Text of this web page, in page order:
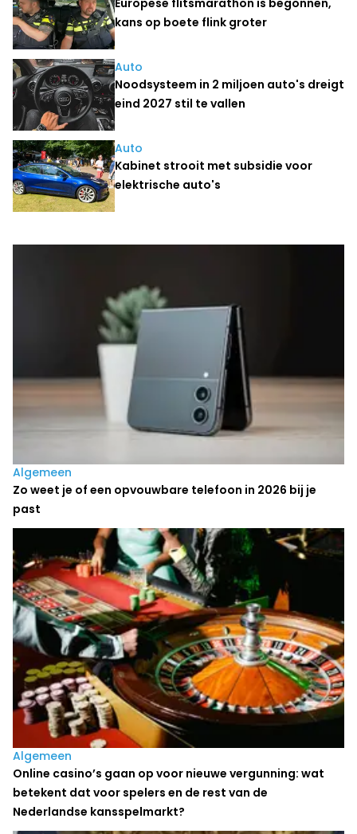
kans op boete flink groter
Auto
Noodsysteem in 2 miljoen auto's dreigt
eind 2027 stil te vallen
Auto
Kabinet strooit met subsidie voor
elektrische auto's
Laatste nieuws
Algemeen
Zo weet je of een opvouwbare telefoon in 2026 bij je
past
Algemeen
Online casino’s gaan op voor nieuwe vergunning: wat
betekent dat voor spelers en de rest van de
Nederlandse kansspelmarkt?